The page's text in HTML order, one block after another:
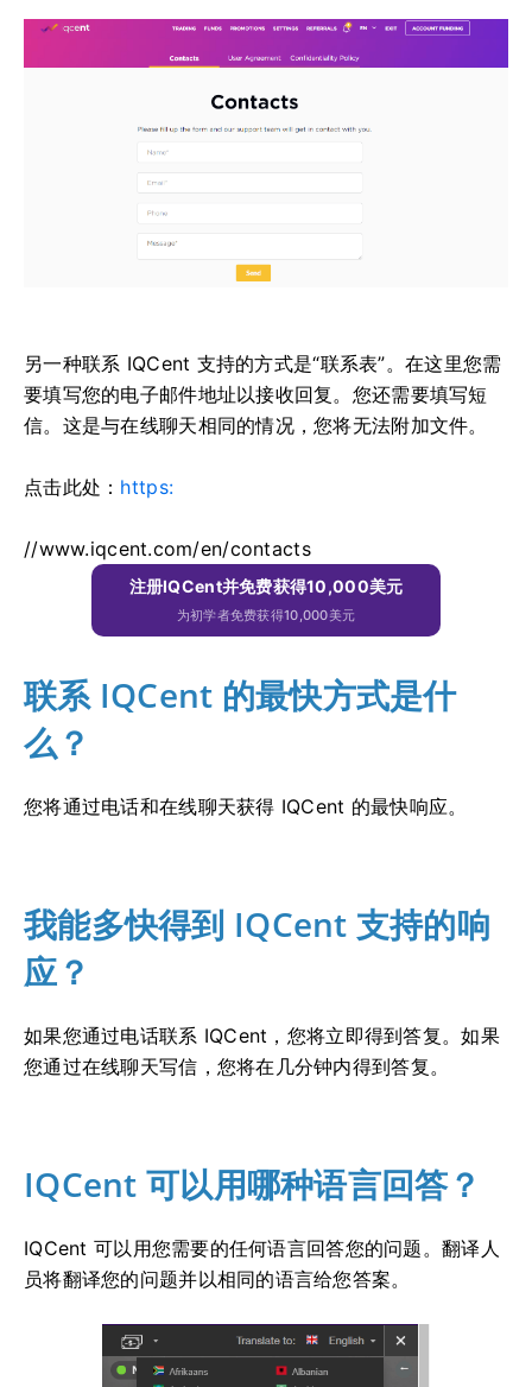
另一种联系 IQCent 支持的方式是“联系表”。 在这里您需
要填写您的电子邮件地址以接收回复。 您还需要填写短
信。 这是与在线聊天相同的情况，您将无法附加文件。
点击此处： https:
//www.iqcent.com/en/contacts
注册IQCent并免费获得10,000美元
为初学者免费获得10,000美元
联系 IQCent 的最快方式是什
么？
您将通过电话和在线聊天获得 IQCent 的最快响应。
我能多快得到 IQCent 支持的响
应？
如果您通过电话联系 IQCent，您将立即得到答复。如果
您通过在线聊天写信，您将在几分钟内得到答复。
IQCent 可以用哪种语言回答？
IQCent 可以用您需要的任何语言回答您的问题。 翻译人
员将翻译您的问题并以相同的语言给您答案。